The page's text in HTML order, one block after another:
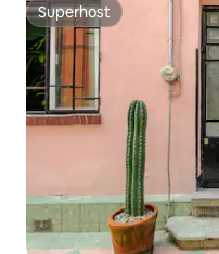
Superhost
Superhost